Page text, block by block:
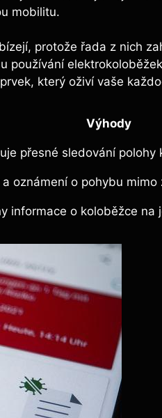
mobilitu.
protože řada z nich
používání
který oživí vaše
Výhody
přesné sledování polohy
a oznámení o pohybu mimo
informace o koloběžce na